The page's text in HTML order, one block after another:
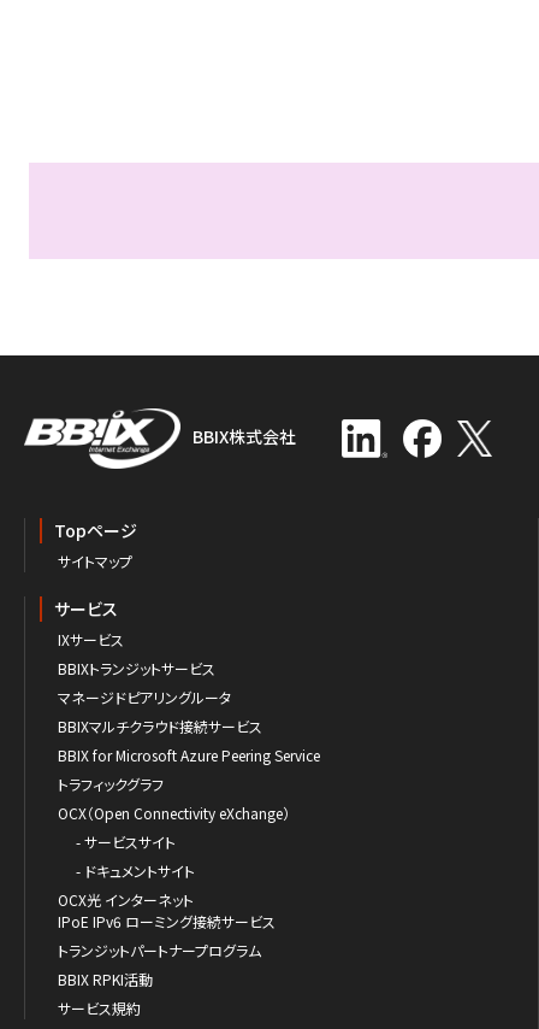
BBIX株式会社
Topページ
サイトマップ
サービス
IXサービス
BBIXトランジットサービス
マネージドピアリングルータ
BBIXマルチクラウド接続サービス
BBIX for Microsoft Azure Peering Service
トラフィックグラフ
OCX（Open Connectivity eXchange）
- サービスサイト
- ドキュメントサイト
OCX光 インターネット
IPoE IPv6 ローミング接続サービス
トランジットパートナープログラム
BBIX RPKI活動
サービス規約